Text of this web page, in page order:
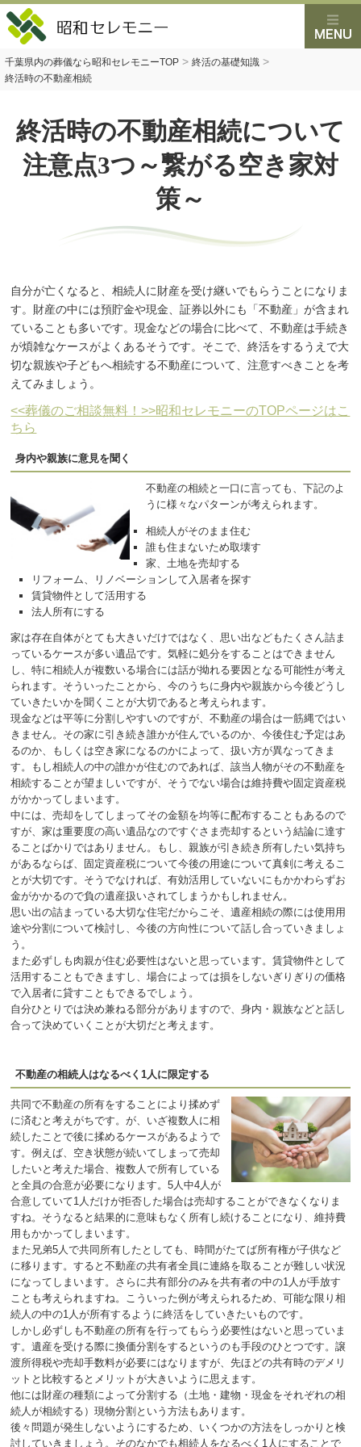
千葉県内の葬儀なら昭和セレモニーTOP > 終活の基礎知識 >
終活時の不動産相続
終活時の不動産相続について
注意点3つ～繋がる空き家対
策～
自分が亡くなると、相続人に財産を受け継いでもらうことになりま
す。財産の中には預貯金や現金、証券以外にも「不動産」が含まれ
ていることも多いです。現金などの場合に比べて、不動産は手続き
が煩雑なケースがよくあるそうです。そこで、終活をするうえで大
切な親族や子どもへ相続する不動産について、注意すべきことを考
えてみましょう。
<<葬儀のご相談無料！>>昭和セレモニーのTOPページはこ
ちら
身内や親族に意見を聞く
不動産の相続と一口に言っても、下記のよ
うに様々なパターンが考えられます。
相続人がそのまま住む
誰も住まないため取壊す
家、土地を売却する
リフォーム、リノベーションして入居者を探す
賃貸物件として活用する
法人所有にする
家は存在自体がとても大きいだけではなく、思い出などもたくさん詰ま
っているケースが多い遺品です。気軽に処分をすることはできません
し、特に相続人が複数いる場合には話が拗れる要因となる可能性が考え
られます。そういったことから、今のうちに身内や親族から今後どうし
ていきたいかを聞くことが大切であると考えられます。
現金などは平等に分割しやすいのですが、不動産の場合は一筋縄ではい
きません。その家に引き続き誰かが住んでいるのか、今後住む予定はあ
るのか、もしくは空き家になるのかによって、扱い方が異なってきま
す。もし相続人の中の誰かが住むのであれば、該当人物がその不動産を
相続することが望ましいですが、そうでない場合は維持費や固定資産税
がかかってしまいます。
中には、売却をしてしまってその金額を均等に配布することもあるので
すが、家は重要度の高い遺品なのですぐさま売却するという結論に達す
ることばかりではありません。もし、親族が引き続き所有したい気持ち
があるならば、固定資産税について今後の用途について真剣に考えるこ
とが大切です。そうでなければ、有効活用していないにもかかわらずお
金がかかるので負の遺産扱いされてしまうかもしれません。
思い出の詰まっている大切な住宅だからこそ、遺産相続の際には使用用
途や分割について検討し、今後の方向性について話し合っていきましょ
う。
また必ずしも肉親が住む必要性はないと思っています。賃貸物件として
活用することもできますし、場合によっては損をしないぎりぎりの価格
で入居者に貸すこともできるでしょう。
自分ひとりでは決め兼ねる部分がありますので、身内・親族などと話し
合って決めていくことが大切だと考えます。
不動産の相続人はなるべく1人に限定する
共同で不動産の所有をすることにより揉めず
に済むと考えがちです。が、いざ複数人に相
続したことで後に揉めるケースがあるようで
す。例えば、空き状態が続いてしまって売却
したいと考えた場合、複数人で所有している
と全員の合意が必要になります。5人中4人が
合意していて1人だけが拒否した場合は売却することができなくなりま
すね。そうなると結果的に意味もなく所有し続けることになり、維持費
用もかかってしまいます。
また兄弟5人で共同所有したとしても、時間がたてば所有権が子供など
に移ります。すると不動産の共有者全員に連絡を取ることが難しい状況
になってしまいます。さらに共有部分のみを共有者の中の1人が手放す
ことも考えられますね。こういった例が考えられるため、可能な限り相
続人の中の1人が所有するように終活をしていきたいものです。
しかし必ずしも不動産の所有を行ってもらう必要性はないと思っていま
す。遺産を受ける際に換価分割をするというのも手段のひとつです。譲
渡所得税や売却手数料が必要にはなりますが、先ほどの共有時のデメリ
ットと比較するとメリットが大きいように思えます。
他には財産の種類によって分割する（土地・建物・現金をそれぞれの相
続人が相続する）現物分割という方法もあります。
後々問題が発生しないようにするため、いくつかの方法をしっかりと検
討していきましょう。そのなかでも相続人をなるべく1人にすることで